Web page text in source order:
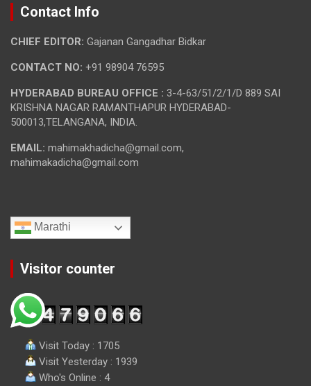
Contact Info
CHIEF EDITOR: Gajanan Gangadhar Bidkar
CONTACT NO: +91 98904 76595
HYDERABAD BUREAU OFFICE : 3-4-63/51/2/1/D 889 SAI
KRISHNA NAGAR RAMANTHAPUR HYDERABAD-
500013,TELANGANA, INDIA.
EMAIL: mahimakhadicha@gmail.com,
mahimakadicha@gmail.com
Marathi
Visitor counter
Visit Today : 1705
Visit Yesterday : 1939
Who's Online : 4